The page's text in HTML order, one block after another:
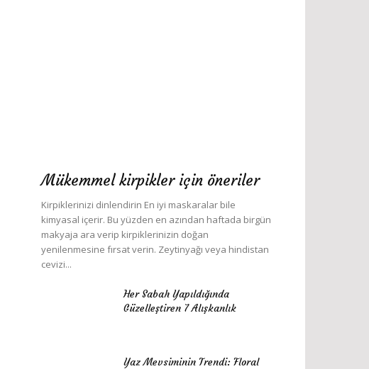
Mükemmel kirpikler için öneriler
Kirpiklerinizi dinlendirin En iyi maskaralar bile
kimyasal içerir. Bu yüzden en azından haftada birgün
makyaja ara verip kirpiklerinizin doğan
yenilenmesine fırsat verin. Zeytinyağı veya hindistan
cevizi...
Her Sabah Yapıldığında
Güzelleştiren 7 Alışkanlık
Yaz Mevsiminin Trendi: Floral